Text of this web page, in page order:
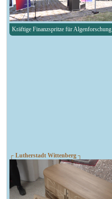
Kräftige Finanzspritze für Algenforschung
┌ Lutherstadt Wittenberg ┐